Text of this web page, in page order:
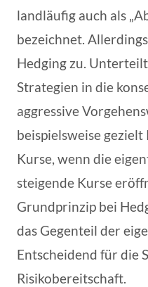
landläufig auch als
bezeichnet.
Hedging zu.
Strategien in die
aggressive
beispielsweise
Kurse, wenn die
steigende Kurse
Grundprinzip bei
das Gegenteil der
Entscheidend für die
Risikobereitschaft.